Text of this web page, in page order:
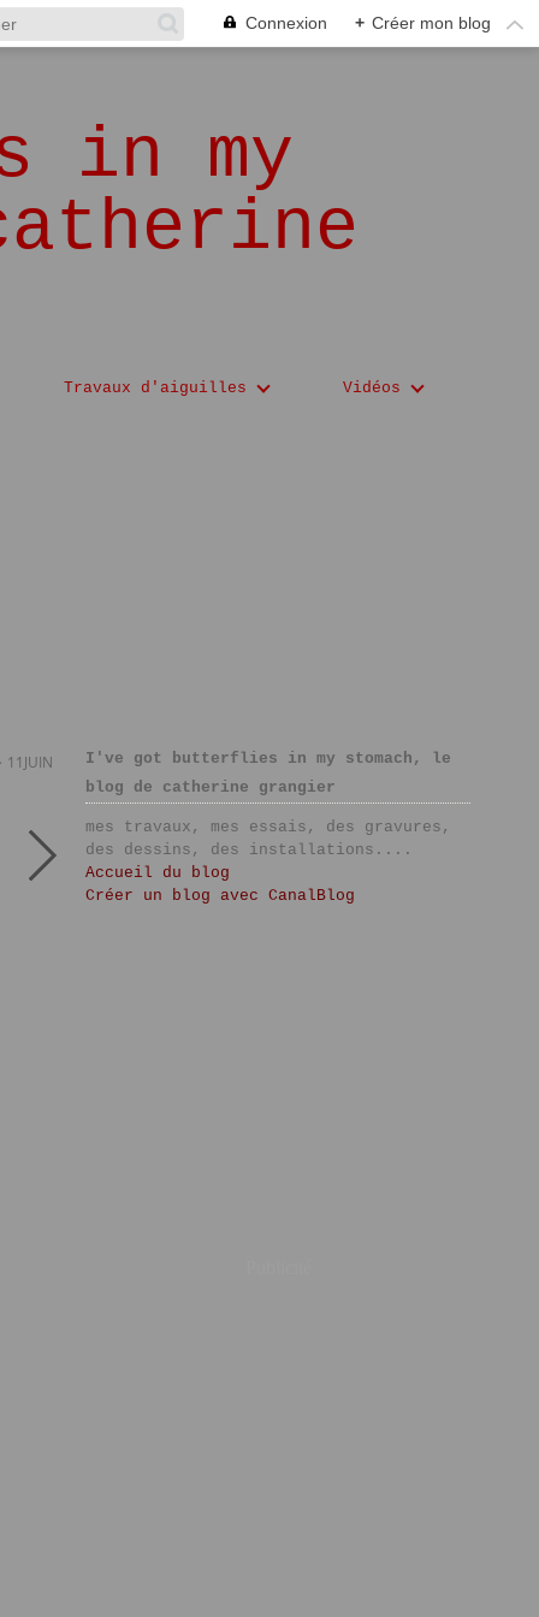
Connexion + Créer mon blog
in my
Travaux d'aiguilles Vidéos
11JUIN
I've got butterflies in my stomach, le
blog de catherine grangier
mes travaux, mes essais, des gravures,
des dessins, des installations....
Accueil du blog
Créer un blog avec CanalBlog